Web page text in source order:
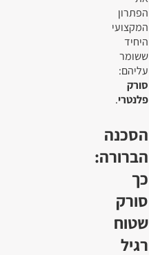
הפתרון
המקצועי
היחיד
ששומר
עליהם:
סורק
פלנטרי.
הסכנה
הברורה:
כך
סורק
שטוח
רגיל